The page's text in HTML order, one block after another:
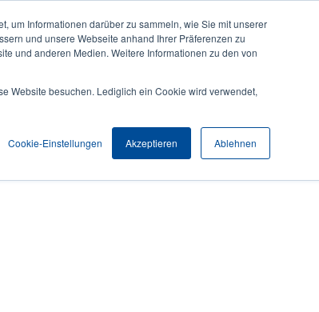
um Informationen darüber zu sammeln, wie Sie mit unserer
und unsere Webseite anhand Ihrer Präferenzen zu
und anderen Medien. Weitere Informationen zu den von
Website besuchen. Lediglich ein Cookie wird verwendet,
Cookie-Einstellungen Akzeptieren Ablehnen
Unternehmen
User
Anmelden / Registrieren